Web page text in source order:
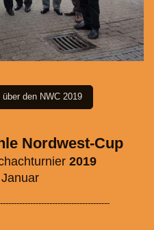
den NWC 2019
Nordwest-Cup
2019